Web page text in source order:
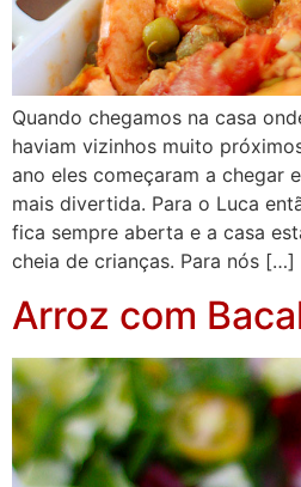
Quando chegamos na casa
haviam vizinhos muito
ano eles começaram a chegar
mais divertida. Para o Luca
fica sempre aberta e a casa
cheia de crianças. Para nós […]
Arroz com